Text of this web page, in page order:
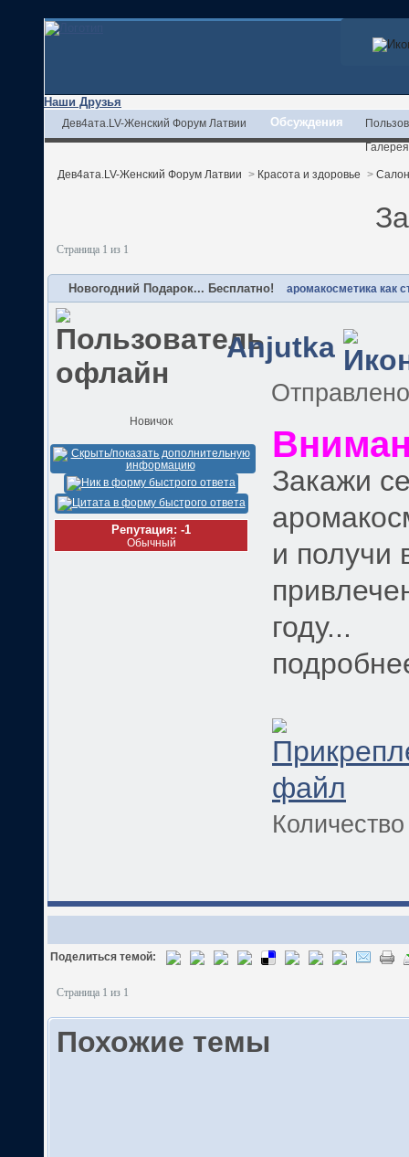
Наши Друзья
Дев4ата.LV-Женский Форум Латвии Обсуждения
Галерея
Дев4ата.LV-Женский Форум Латвии > Красота и здоровье >
Страница 1 из 1
Новогодний Подарок... Бесплатно! аромакосметика как
Anjutka
Новичок
Репутация: -1
Обычный
Закажи
и получи
году...
Поделиться темой:
Страница 1 из 1
Похожие темы